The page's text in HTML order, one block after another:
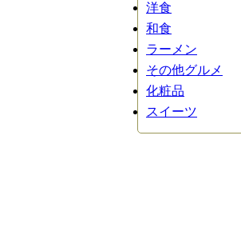
洋食
和食
ラーメン
その他グルメ
化粧品
スイーツ